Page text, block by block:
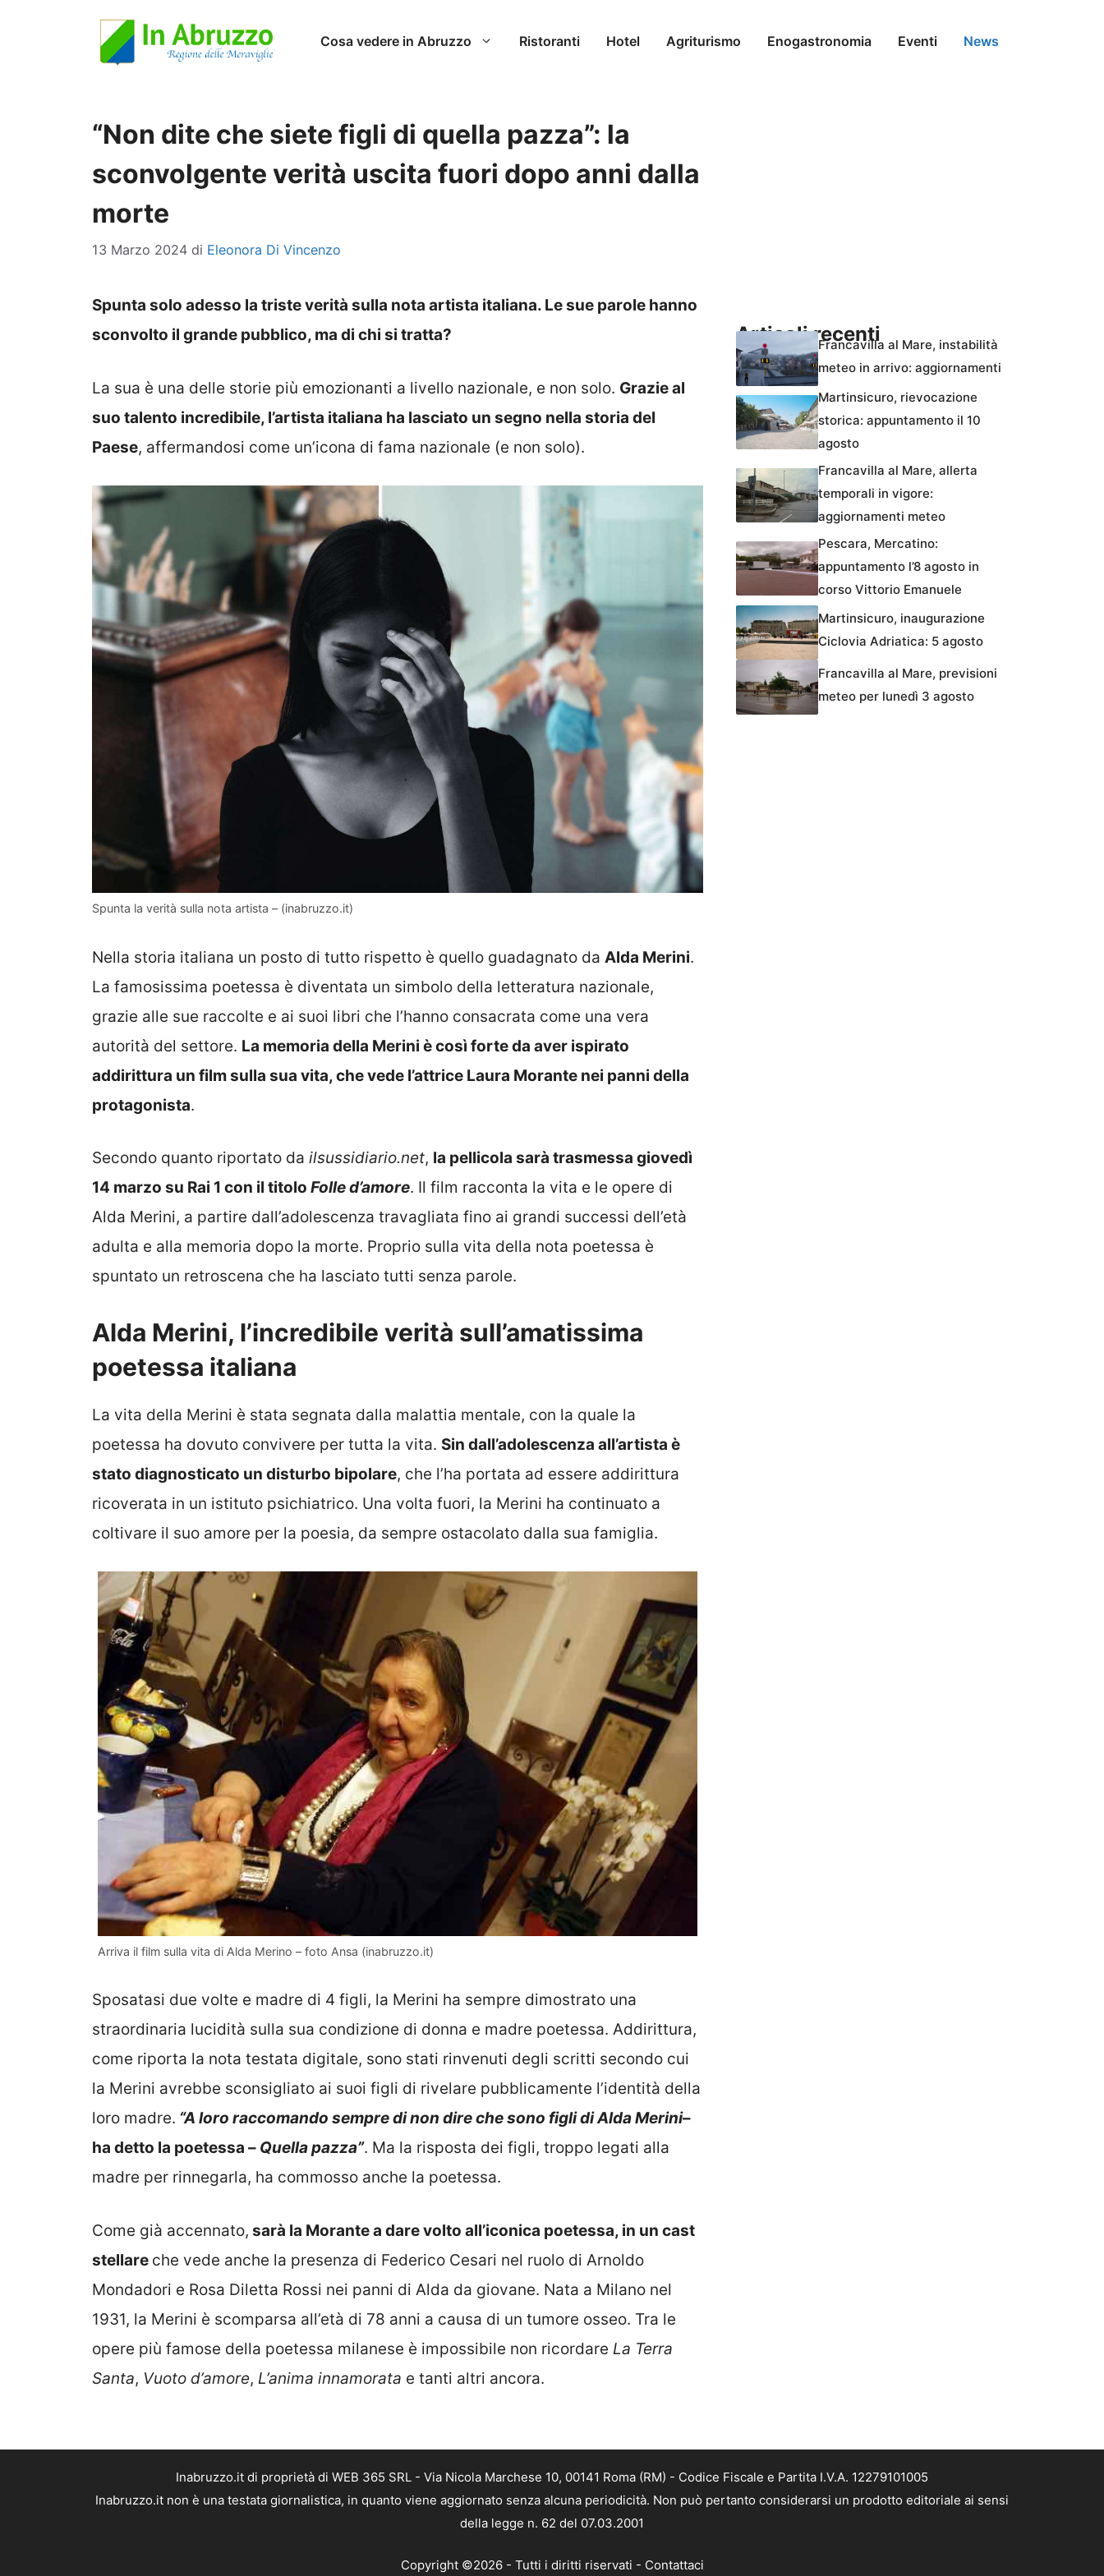
Cosa vedere in Abruzzo Ristoranti Hotel Agriturismo Enogastronomia Eventi News
“Non dite che siete figli di quella pazza”: la
sconvolgente verità uscita fuori dopo anni dalla
morte
13 Marzo 2024 di Eleonora Di Vincenzo
Spunta solo adesso la triste verità sulla nota artista italiana. Le sue parole hanno
sconvolto il grande pubblico, ma di chi si tratta?
La sua è una delle storie più emozionanti a livello nazionale, e non solo. Grazie al
suo talento incredibile, l’artista italiana ha lasciato un segno nella storia del
Paese, affermandosi come un’icona di fama nazionale (e non solo).
Spunta la verità sulla nota artista – (inabruzzo.it)
Nella storia italiana un posto di tutto rispetto è quello guadagnato da Alda Merini.
La famosissima poetessa è diventata un simbolo della letteratura nazionale,
grazie alle sue raccolte e ai suoi libri che l’hanno consacrata come una vera
autorità del settore. La memoria della Merini è così forte da aver ispirato
addirittura un film sulla sua vita, che vede l’attrice Laura Morante nei panni della
protagonista.
Secondo quanto riportato da ilsussidiario.net, la pellicola sarà trasmessa giovedì
14 marzo su Rai 1 con il titolo Folle d’amore. Il film racconta la vita e le opere di
Alda Merini, a partire dall’adolescenza travagliata fino ai grandi successi dell’età
adulta e alla memoria dopo la morte. Proprio sulla vita della nota poetessa è
spuntato un retroscena che ha lasciato tutti senza parole.
Alda Merini, l’incredibile verità sull’amatissima
poetessa italiana
La vita della Merini è stata segnata dalla malattia mentale, con la quale la
poetessa ha dovuto convivere per tutta la vita. Sin dall’adolescenza all’artista è
stato diagnosticato un disturbo bipolare, che l’ha portata ad essere addirittura
ricoverata in un istituto psichiatrico. Una volta fuori, la Merini ha continuato a
coltivare il suo amore per la poesia, da sempre ostacolato dalla sua famiglia.
Arriva il film sulla vita di Alda Merino – foto Ansa (inabruzzo.it)
Sposatasi due volte e madre di 4 figli, la Merini ha sempre dimostrato una
straordinaria lucidità sulla sua condizione di donna e madre poetessa. Addirittura,
come riporta la nota testata digitale, sono stati rinvenuti degli scritti secondo cui
la Merini avrebbe sconsigliato ai suoi figli di rivelare pubblicamente l’identità della
loro madre. “A loro raccomando sempre di non dire che sono figli di Alda Merini–
ha detto la poetessa – Quella pazza”. Ma la risposta dei figli, troppo legati alla
madre per rinnegarla, ha commosso anche la poetessa.
Come già accennato, sarà la Morante a dare volto all’iconica poetessa, in un cast
stellare che vede anche la presenza di Federico Cesari nel ruolo di Arnoldo
Mondadori e Rosa Diletta Rossi nei panni di Alda da giovane. Nata a Milano nel
1931, la Merini è scomparsa all’età di 78 anni a causa di un tumore osseo. Tra le
opere più famose della poetessa milanese è impossibile non ricordare La Terra
Santa, Vuoto d’amore, L’anima innamorata e tanti altri ancora.
Articoli recentiFrancavilla al Mare, instabilità
meteo in arrivo: aggiornamenti
Martinsicuro, rievocazione
storica: appuntamento il 10
agosto
Francavilla al Mare, allerta
temporali in vigore:
aggiornamenti meteo
Pescara, Mercatino:
appuntamento l’8 agosto in
corso Vittorio Emanuele
Martinsicuro, inaugurazione
Ciclovia Adriatica: 5 agosto
Francavilla al Mare, previsioni
meteo per lunedì 3 agosto
Inabruzzo.it di proprietà di WEB 365 SRL - Via Nicola Marchese 10, 00141 Roma (RM) - Codice Fiscale e Partita I.V.A. 12279101005
Inabruzzo.it non è una testata giornalistica, in quanto viene aggiornato senza alcuna periodicità. Non può pertanto considerarsi un prodotto editoriale ai sensi
della legge n. 62 del 07.03.2001
Copyright ©2026 - Tutti i diritti riservati - Contattaci